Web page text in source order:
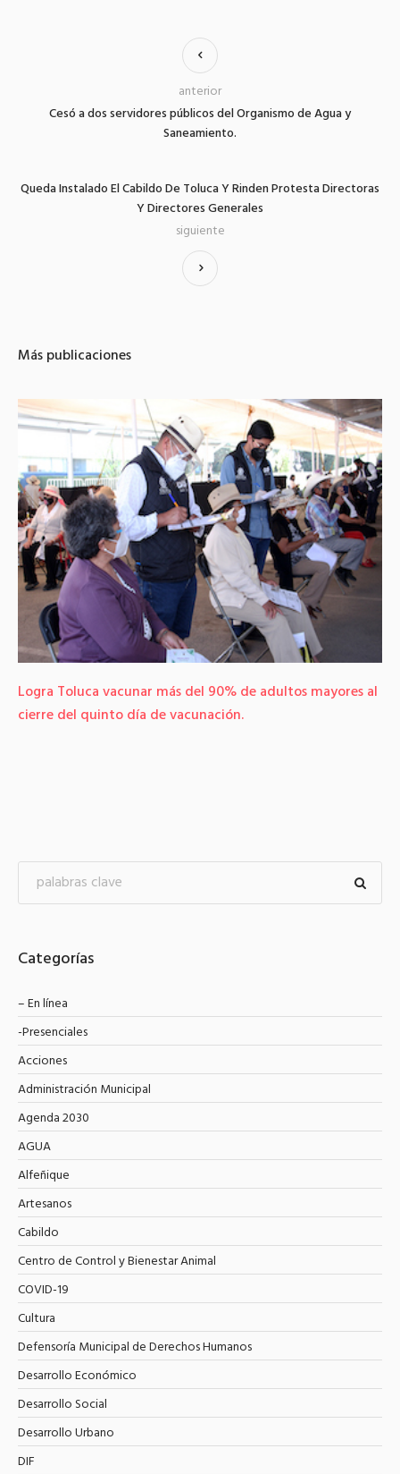
Cesó a dos servidores públicos del Organismo de Agua y
Saneamiento.
anterior
Queda Instalado El Cabildo De Toluca Y Rinden Protesta Directoras
Y Directores Generales
siguiente
Más publicaciones
Logra Toluca vacunar más del 90% de adultos mayores al
cierre del quinto día de vacunación.
Categorías
– En línea
-Presenciales
Acciones
Administración Municipal
Agenda 2030
AGUA
Alfeñique
Artesanos
Cabildo
Centro de Control y Bienestar Animal
COVID-19
Cultura
Defensoría Municipal de Derechos Humanos
Desarrollo Económico
Desarrollo Social
Desarrollo Urbano
DIF